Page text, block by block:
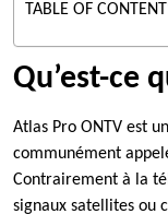
TABLE OF
Qu’est-ce
Atlas Pro ONTV est
communément
Contrairement à la
signaux satellites ou